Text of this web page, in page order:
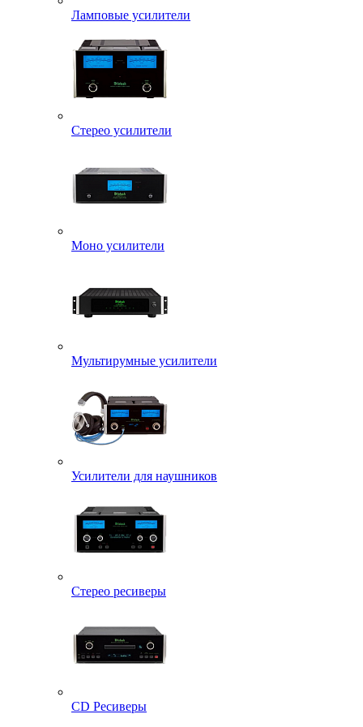
Ламповые усилители
Стерео усилители
Моно усилители
Мультирумные усилители
Усилители для наушников
Стерео ресиверы
CD Ресиверы